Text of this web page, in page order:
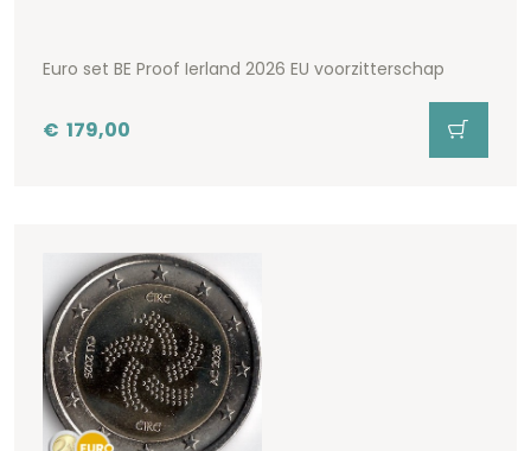
Euro set BE Proof Ierland 2026 EU voorzitterschap
€ 179,00